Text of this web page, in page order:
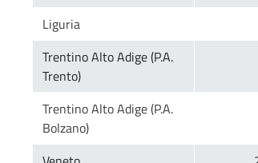
Trentino Alto Adige (P.A.
Trentino Alto Adige (P.A.